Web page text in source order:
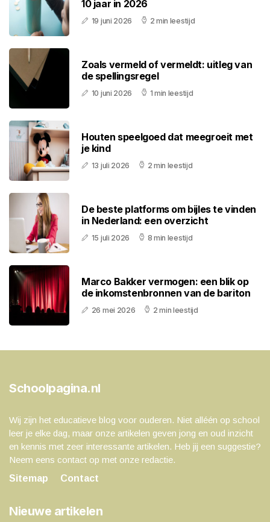
10 jaar in 2026
19 juni 2026 2 min leestijd
Zoals vermeld of vermeldt: uitleg van
de spellingsregel
10 juni 2026 1 min leestijd
Houten speelgoed dat meegroeit met
je kind
13 juli 2026 2 min leestijd
De beste platforms om bijles te vinden
in Nederland: een overzicht
15 juli 2026 8 min leestijd
Marco Bakker vermogen: een blik op
de inkomstenbronnen van de bariton
26 mei 2026 2 min leestijd
Schoolpagina.nl
Wij zijn het educatieve blog voor ouderen. Niet alléén op school
leer je elke dag, maar onze artikelen geven jong en oud inzicht
en kennis met zeer interessante artikelen. Heb jij een suggestie?
Neem eens contact op met onze redactie.
Sitemap
Contact
Nieuwe artikelen